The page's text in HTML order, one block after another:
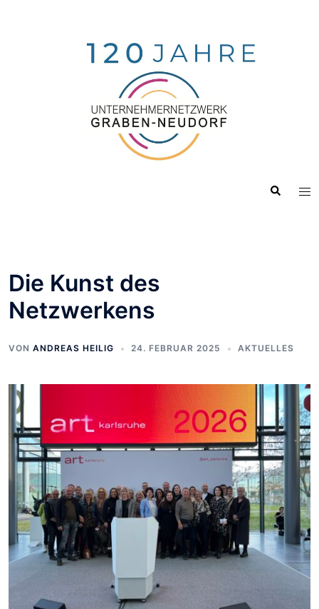
Suche
Die Kunst des
Netzwerkens
VON ANDREAS HEILIG 24. FEBRUAR 2025 AKTUELLES